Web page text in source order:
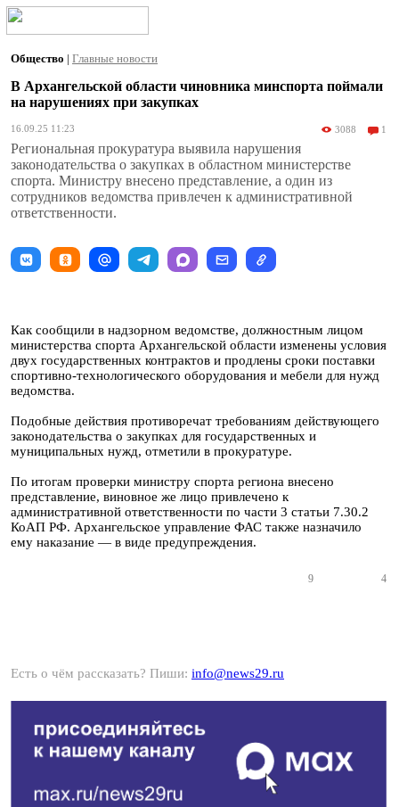
Общество | Главные новости
В Архангельской области чиновника минспорта поймали
на нарушениях при закупках
16.09.25 11:23 3088 1
Региональная прокуратура выявила нарушения
законодательства о закупках в областном министерстве
спорта. Министру внесено представление, а один из
сотрудников ведомства привлечен к административной
ответственности.
Как сообщили в надзорном ведомстве, должностным лицом
министерства спорта Архангельской области изменены условия
двух государственных контрактов и продлены сроки поставки
спортивно-технологического оборудования и мебели для нужд
ведомства.
Подобные действия противоречат требованиям действующего
законодательства о закупках для государственных и
муниципальных нужд, отметили в прокуратуре.
По итогам проверки министру спорта региона внесено
представление, виновное же лицо привлечено к
административной ответственности по части 3 статьи 7.30.2
КоАП РФ. Архангельское управление ФАС также назначило
ему наказание — в виде предупреждения.
9 4
Есть о чём рассказать? Пиши: info@news29.ru